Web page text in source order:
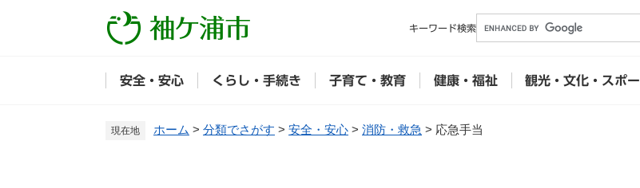
メニューを飛ばして本文へ
キーワード検索
安全・安心 くらし・手続き 子育て・教育 健康・福祉 観光・文化・スポ
現在地 ホーム > 分類でさがす > 安全・安心 > 消防・救急 > 応急手当